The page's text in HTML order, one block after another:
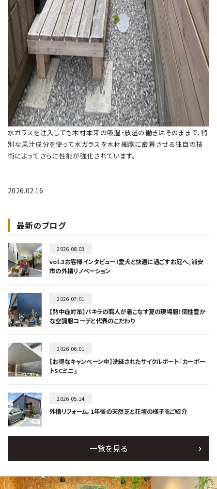
水ガラスを注入しても木材本来の吸湿・放湿の働きはそのままで、特
別な果汁成分を使って水ガラスを木材細胞に密着させる独自の技
術によってさらに性能が強化されています。
2026.02.16
最新のブログ
2026.08.03
vol.3お客様インタビュー！愛犬と快適に過ごすお庭へ。浦安
市の外構リノベーション
2026.07.01
【熱中症対策】パキラの職人が着こなす夏の現場服！個性豊か
な空調服コーデと代表のこだわり
2026.06.01
【お得なキャンペーン中】洗練されたサイクルポート『カーポー
トSCミニ』
2026.05.14
外構リフォーム。1年後の天然芝と花壇の様子をご紹介
一覧を見る